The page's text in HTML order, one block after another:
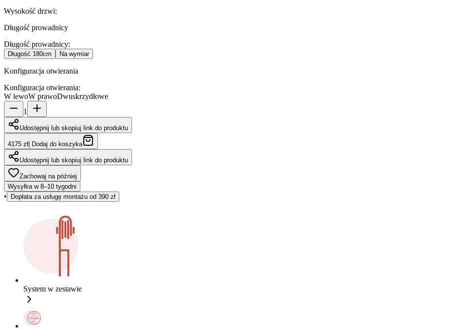
Wysokość drzwi:
Długość prowadnicy
Długość prowadnicy:
Długość 180cm Na wymiar
Konfiguracja otwierania
Konfiguracja otwierania:
W lewoW prawoDwuskrzydłowe
1
Udostępnij lub skopiuj link do produktu
4175 zł| Dodaj do koszyka
Udostępnij lub skopiuj link do produktu
Zachowaj na później
Wysyłka w 8–10 tygodni
• Dopłata za usługę montażu od 390 zł
System w zestawie